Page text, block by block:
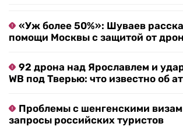
«Уж более 50%»: Шуваев
помощи Москвы с защитой от
92 дрона над Ярославлем и
WB под Тверью: что известно об
Проблемы с шенгенскими
запросы российских туристов